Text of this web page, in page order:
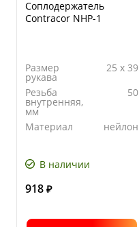
Соплодержатель
Contracor NHP-1
Размер
рукава
25 x 39
Резьба
внутренняя,
мм
50
Материал нейлон
В наличии
918 ₽